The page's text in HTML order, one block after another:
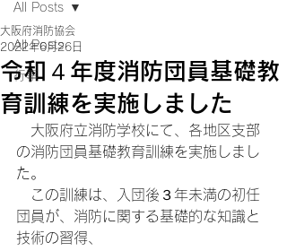
All Posts
行事
All Posts
令和４年度消防団員基礎教
育訓練を実施しました
大阪府消防協会
2022年6月26日
大阪府立消防学校にて、各地区支部
の消防団員基礎教育訓練を実施しまし
た。
この訓練は、入団後３年未満の初任
団員が、消防に関する基礎的な知識と
技術の習得、